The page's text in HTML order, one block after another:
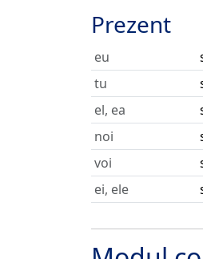
Prezent
eu
tu
el, ea
noi
voi
ei, ele